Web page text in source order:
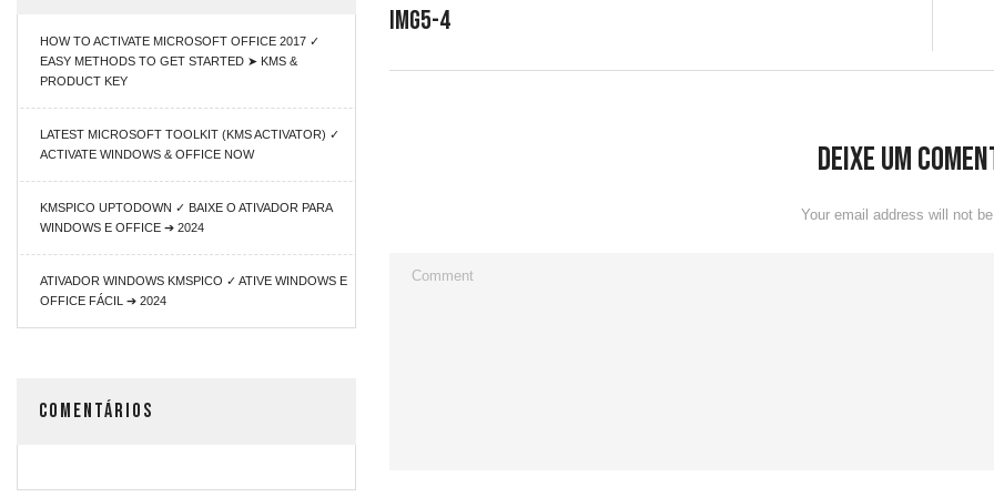
HOW TO ACTIVATE MICROSOFT OFFICE 2017 ✓
EASY METHODS TO GET STARTED ➤ KMS &
PRODUCT KEY
LATEST MICROSOFT TOOLKIT (KMS ACTIVATOR) ✓
ACTIVATE WINDOWS & OFFICE NOW
KMSPICO UPTODOWN ✓ BAIXE O ATIVADOR PARA
WINDOWS E OFFICE ➔ 2024
ATIVADOR WINDOWS KMSPICO ✓ ATIVE WINDOWS E
OFFICE FÁCIL ➔ 2024
COMENTÁRIOS
Img5-4
Deixe um
Your email address will not